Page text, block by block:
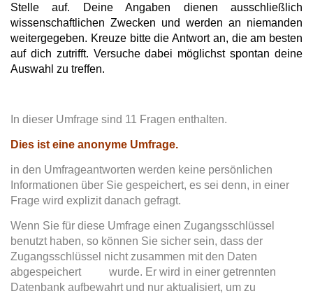
Stelle auf. Deine Angaben dienen ausschließlich
wissenschaftlichen Zwecken und werden an niemanden
weitergegeben. Kreuze bitte die Antwort an, die am besten
auf dich zutrifft. Versuche dabei möglichst spontan deine
Auswahl zu treffen.
In dieser Umfrage sind 11 Fragen enthalten.
Dies ist eine anonyme Umfrage.
in den Umfrageantworten werden keine persönlichen
Informationen über Sie gespeichert, es sei denn, in einer
Frage wird explizit danach gefragt.
Wenn Sie für diese Umfrage einen Zugangsschlüssel
benutzt haben, so können Sie sicher sein, dass der
Zugangsschlüssel nicht zusammen mit den Daten
abgespeichert wurde. Er wird in einer getrennten
Datenbank aufbewahrt und nur aktualisiert, um zu